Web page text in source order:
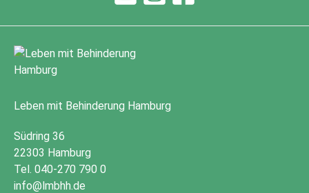
Leben mit Behinderung Hamburg
Südring 36
22303 Hamburg
Tel. 040-270 790 0
info@lmbhh.de